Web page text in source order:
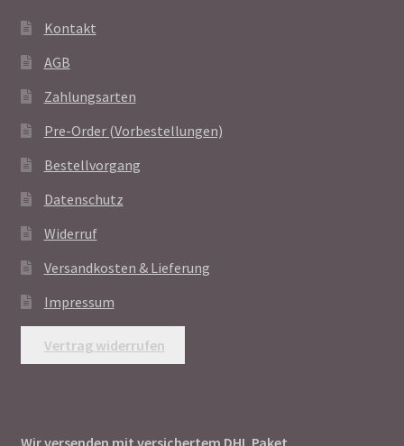
Kontakt
AGB
Zahlungsarten
Pre-Order (Vorbestellungen)
Bestellvorgang
Datenschutz
Widerruf
Versandkosten & Lieferung
Impressum
Vertrag widerrufen